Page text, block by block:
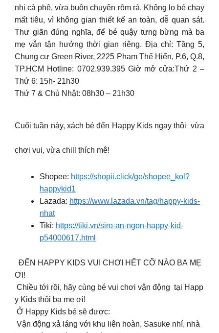
nhi cà phê, vừa buôn chuyện rôm rả. Không lo bé chạy
mất tiêu, vì không gian thiết kế an toàn, dễ quan sát.
Thư giãn đúng nghĩa, để bé quậy tưng bừng mà ba
mẹ vẫn tận hưởng thời gian riêng. Địa chỉ: Tầng 5,
Chung cư Green River, 2225 Phạm Thế Hiển, P.6, Q.8,
TP.HCM Hotline: 0702.939.395 Giờ mở cửa:Thứ 2 –
Thứ 6: 15h- 21h30
Thứ 7 & Chủ Nhật: 08h30 – 21h30
Cuối tuần này, xách bé đến Happy Kids ngay thôi vừa
chơi vui, vừa chill thích mê!
Shopee: https://shopii.click/go/shopee_kol?
happykid1
Lazada: https://www.lazada.vn/tag/happy-kids-
nhat
Tiki: https://tiki.vn/siro-an-ngon-happy-kid-
p54000617.html
ĐẾN HAPPY KIDS VUI CHƠI HẾT CỠ NÀO BA MẸ
ƠI!
Chiều tới rồi, hãy cùng bé vui chơi vận động tại Happ
y Kids thôi ba mẹ ơi!
Ở Happy Kids bé sẽ được:
‍️ Vận động xả láng với khu liên hoàn, Sasuke nhí, nhà